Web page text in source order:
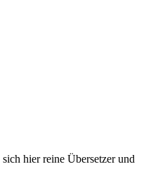
hier reine Übersetzer und